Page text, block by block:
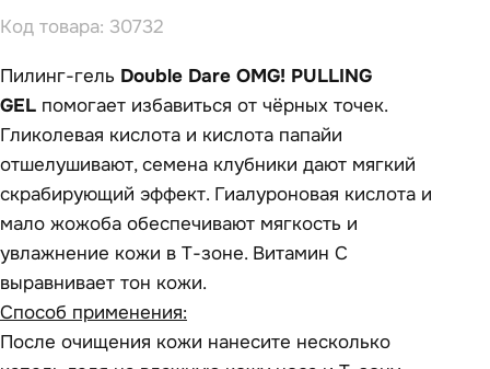
Код товара: 30732
Пилинг-гель Double Dare OMG! PULLING
GEL помогает избавиться от чёрных точек.
Гликолевая кислота и кислота папайи
отшелушивают, семена клубники дают мягкий
скрабирующий эффект. Гиалуроновая кислота и
мало жожоба обеспечивают мягкость и
увлажнение кожи в Т-зоне. Витамин С
выравнивает тон кожи.
Способ применения:
После очищения кожи нанесите несколько